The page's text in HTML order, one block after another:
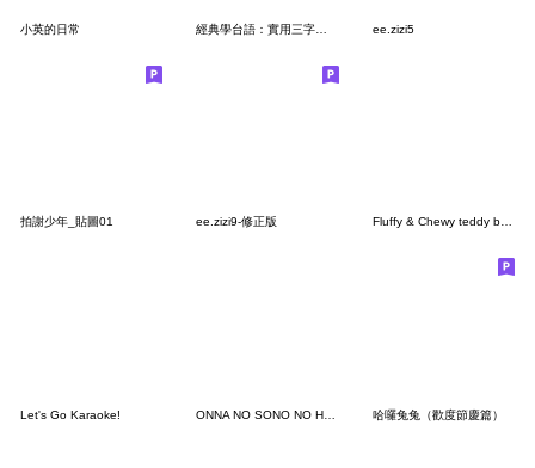
小英的日常 ee.zizi5
拍謝少年_貼圖01 ee.zizi9-修正版 Fluffy & Chewy teddy bear
Let's Go Karaoke! 哈囉兔兔（歡度節慶篇）